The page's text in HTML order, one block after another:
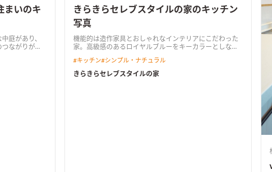
まいのキ
庭があり、
ながりが感
ます。
きらきらセレブスタイルの家のキッチン
写真
機能的は造作家具とおしゃれなインテリアにこだわった
家。高級感のあるロイヤルブルーをキーカラーとしなが
テリア。 「ここにこんなのあったらいいよね」を満たす
機能的な造作家具たち、 動線を考えた間取りや収納も充
#キッチン#シンプル・ナチュラル
きらきらセレブスタイルの家